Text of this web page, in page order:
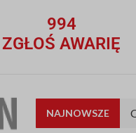
994
ZGŁOŚ AWARIĘ
NAJNOWSZE